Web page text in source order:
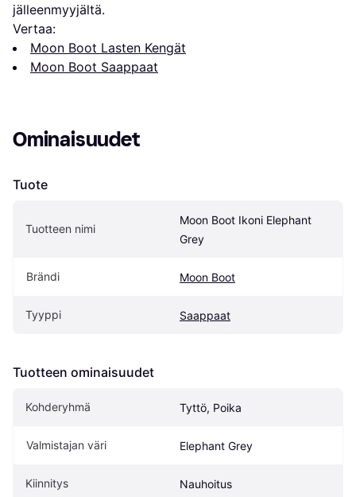
jälleenmyyjältä.
Vertaa:
Moon Boot Lasten Kengät
Moon Boot Saappaat
Ominaisuudet
Tuote
Tuotteen nimi
Moon Boot Ikoni Elephant
Grey
Brändi Moon Boot
Tyyppi Saappaat
Tuotteen ominaisuudet
Kohderyhmä Tyttö, Poika
Valmistajan väri Elephant Grey
Kiinnitys Nauhoitus